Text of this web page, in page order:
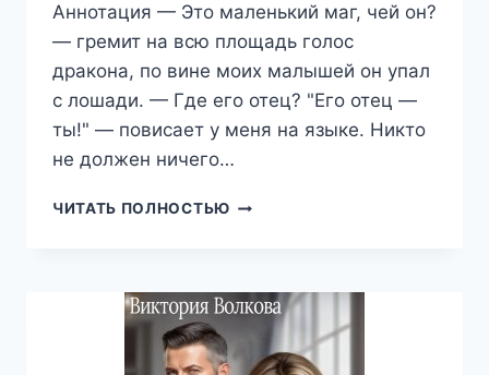
Аннотация — Это маленький маг, чей он?
— гремит на всю площадь голос
дракона, по вине моих малышей он упал
с лошади. — Где его отец? "Его отец —
ты!" — повисает у меня на языке. Никто
не должен ничего…
ЧИТАТЬ ПОЛНОСТЬЮ ДЕТИ
ТАЙНА.
МАСТЕРСКАЯ
ТОРТОВ,
МАРТИША